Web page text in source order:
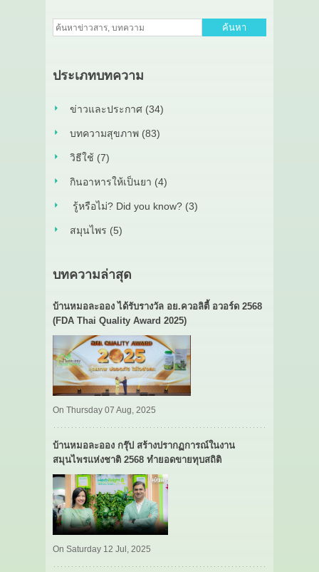
ค้นหา
ประเภทบทความ
ข่าวและประกาศ (34)
บทความสุขภาพ (83)
วิธีใช้ (7)
กินอาหารให้เป็นยา (4)
รู้หรือไม่? Did you know? (3)
สมุนไพร (5)
บทความล่าสุด
บ้านหมอละออง ได้รับรางวัล อย.ควอลิตี้ อวอร์ด 2568
(FDA Thai Quality Award 2025)
On Thursday 07 Aug, 2025
บ้านหมอละออง กรุ๊ป สร้างปรากฏการณ์ในงาน
สมุนไพรแห่งชาติ 2568 ทำยอดขายทุบสถิติ
On Saturday 12 Jul, 2025